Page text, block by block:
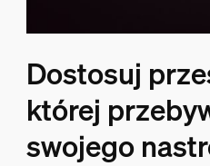
Dostosuj
której
swojego